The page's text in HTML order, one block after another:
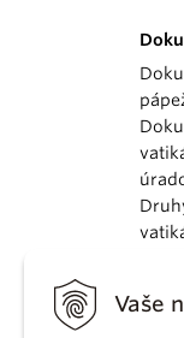
Vaše
KBS